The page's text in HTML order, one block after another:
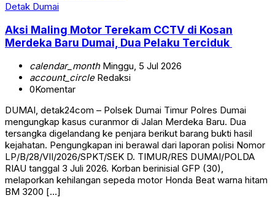
Detak Dumai
Aksi Maling Motor Terekam CCTV di Kosan
Merdeka Baru Dumai, Dua Pelaku Terciduk
calendar_monthMinggu, 5 Jul 2026
account_circleRedaksi
0Komentar
DUMAI, detak24com – Polsek Dumai Timur Polres Dumai
mengungkap kasus curanmor di Jalan Merdeka Baru. Dua
tersangka digelandang ke penjara berikut barang bukti hasil
kejahatan. Pengungkapan ini berawal dari laporan polisi Nomor
LP/B/28/VII/2026/SPKT/SEK D. TIMUR/RES DUMAI/POLDA
RIAU tanggal 3 Juli 2026. Korban berinisial GFP (30),
melaporkan kehilangan sepeda motor Honda Beat warna hitam
BM 3200 […]